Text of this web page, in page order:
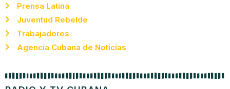
Prensa Latina
Juventud Rebelde
Trabajadores
Agencia Cubana de Noticias